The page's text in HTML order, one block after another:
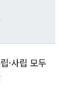
·사립 모두